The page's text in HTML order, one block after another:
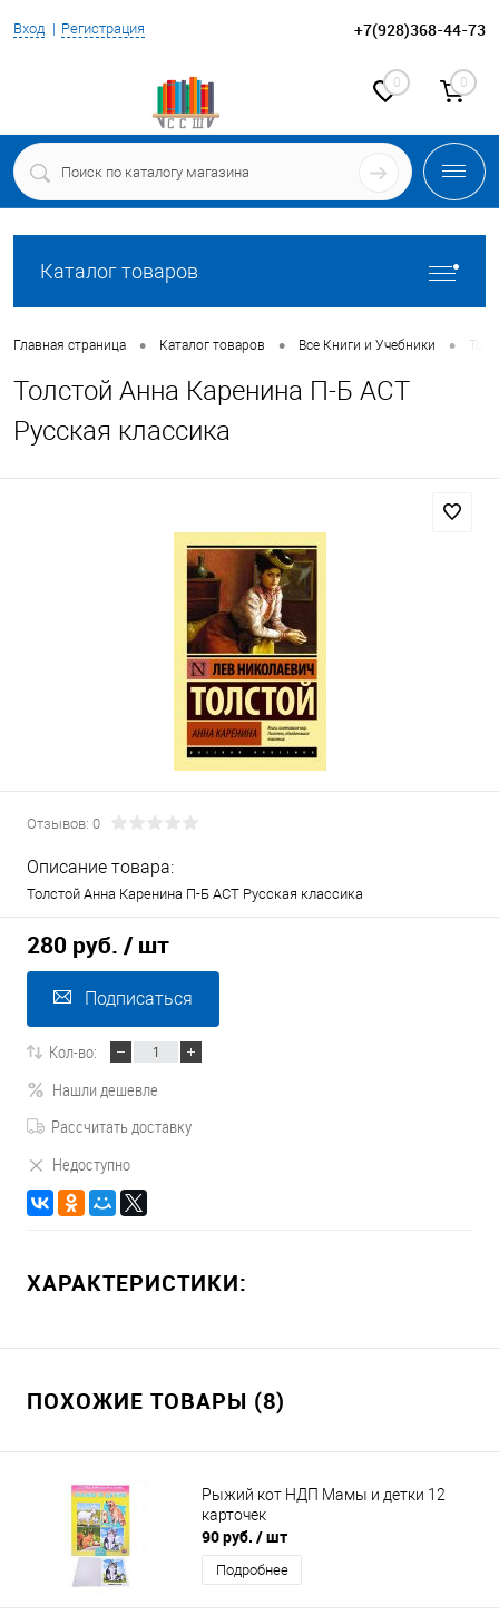
Вход Регистрация +7(928)368-44-73
0 0
Каталог товаров
Главная страница • Каталог товаров • Все Книги и Учебники •
Толстой Анна Каренина П-Б АСТ
Русская классика
Отзывов: 0
Описание товара:
Толстой Анна Каренина П-Б АСТ Русская классика
280 руб. / шт
Подписаться
Кол-во:
Нашли дешевле
Рассчитать доставку
Недоступно
ХАРАКТЕРИСТИКИ:
ПОХОЖИЕ ТОВАРЫ (8)
Рыжий кот НДП Мамы и детки 12
карточек
90 руб. / шт
Подробнее